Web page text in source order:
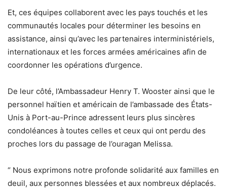
Et, ces équipes collaborent avec les pays touchés et les
communautés locales pour déterminer les besoins en
assistance, ainsi qu’avec les partenaires interministériels,
internationaux et les forces armées américaines afin de
coordonner les opérations d’urgence.
De leur côté, l’Ambassadeur Henry T. Wooster ainsi que le
personnel haïtien et américain de l’ambassade des États-
Unis à Port-au-Prince adressent leurs plus sincères
condoléances à toutes celles et ceux qui ont perdu des
proches lors du passage de l’ouragan Melissa.
“ Nous exprimons notre profonde solidarité aux familles en
deuil, aux personnes blessées et aux nombreux déplacés.